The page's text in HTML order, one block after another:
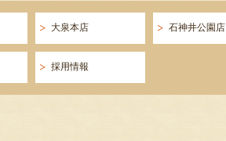
大泉本店 石神井公園店
採用情報